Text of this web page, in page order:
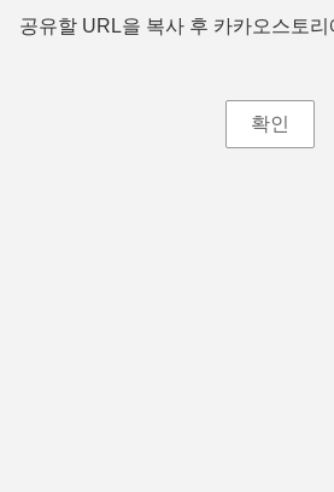
공유할 URL을 복사 후 카카오스토
확인